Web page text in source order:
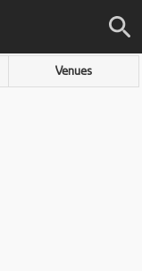
Venues